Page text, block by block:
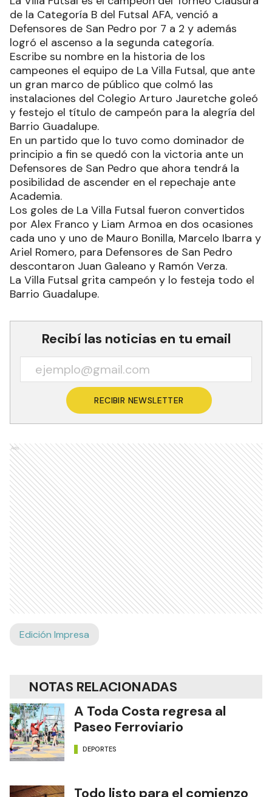
de la Categoría B del Futsal AFA, venció a
Defensores de San Pedro por 7 a 2 y además
logró el ascenso a la segunda categoría.
Escribe su nombre en la historia de los
campeones el equipo de La Villa Futsal, que ante
un gran marco de público que colmó las
instalaciones del Colegio Arturo Jauretche goleó
y festejo el título de campeón para la alegría del
Barrio Guadalupe.
En un partido que lo tuvo como dominador de
principio a fin se quedó con la victoria ante un
Defensores de San Pedro que ahora tendrá la
posibilidad de ascender en el repechaje ante
Academia.
Los goles de La Villa Futsal fueron convertidos
por Alex Franco y Liam Armoa en dos ocasiones
cada uno y uno de Mauro Bonilla, Marcelo Ibarra y
Ariel Romero, para Defensores de San Pedro
descontaron Juan Galeano y Ramón Verza.
La Villa Futsal grita campeón y lo festeja todo el
Barrio Guadalupe.
Recibí las noticias en tu email
RECIBIR NEWSLETTER
Ads
Edición Impresa
NOTAS RELACIONADAS
A Toda Costa regresa al
Paseo Ferroviario
DEPORTES
Todo listo para el comienzo